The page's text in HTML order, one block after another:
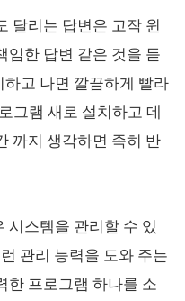
달리는 답변은 고작 윈
임한 답변 같은 것을 듣
고 나면 깔끔하게 빨라
그램 새로 설치하고 데
까지 생각하면 족히 반
시스템을 관리할 수 있
관리 능력을 도와 주는
한 프로그램 하나를 소